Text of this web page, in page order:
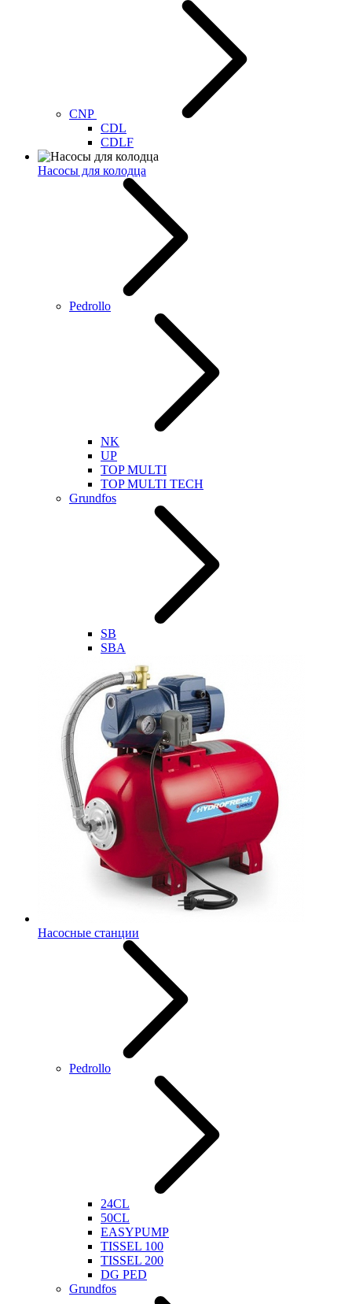
CNP
CDL
CDLF
Насосы для колодца
Pedrollo
NK
UP
TOP MULTI
TOP MULTI TECH
Grundfos
SB
SBA
Насосные станции
Pedrollo
24CL
50CL
EASYPUMP
TISSEL 100
TISSEL 200
DG PED
Grundfos